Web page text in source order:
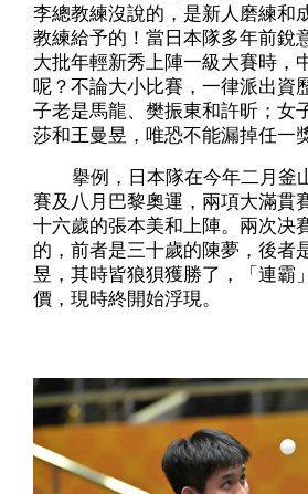
李總教練沒說的，是新人磨練和
教練給予的！當日本隊多年前銳
大批年輕新秀上陣一級大賽時，
呢？不論大小比賽，一律派出資
子老是馬龍、樊振東和許昕；女
莎和王曼昱，唯恐不能漏掉任一
擧例，日本隊在今年二月釜
賽及八月巴黎奧運，兩項大滿貫
十六歲的張本美和上陣。兩次决
的，前者是三十歲的陳夢，後者
昱，其時皆狼狽獲勝了，「連霸
價，現時終開始浮現。